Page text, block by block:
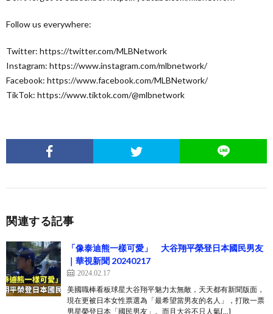
Follow us everywhere:
Twitter: https://twitter.com/MLBNetwork
Instagram: https://www.instagram.com/mlbnetwork/
Facebook: https://www.facebook.com/MLBNetwork/
TikTok: https://www.tiktok.com/@mlbnetwork
関連する記事
「像泰迪熊一樣可愛」 大谷翔平榮登日本國民男友
｜華視新聞 20240217
2024.02.17
美國職棒看板球星大谷翔平魅力太無敵，天天都有新聞版面，
現在更被日本女性票選為「最希望當男友的名人」，打敗一票
男星榮登日本「國民男友」。而且大谷不只人氣[…]